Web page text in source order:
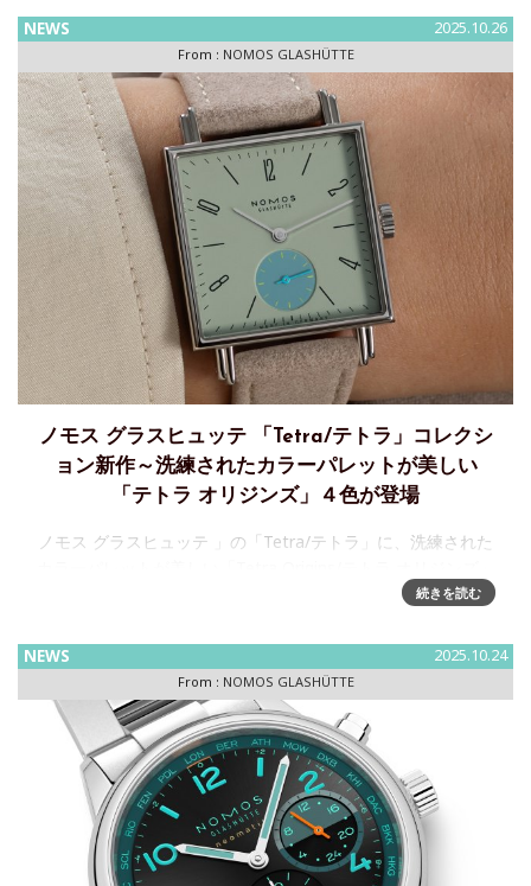
き式時
NEWS 2025.10.26
From : NOMOS GLASHÜTTE
ノモス グラスヒュッテ 「Tetra/テトラ」コレクシ
ョン新作～洗練されたカラーパレットが美しい
「テトラ オリジンズ」４色が登場
ノモス グラスヒュッテ 」の「Tetra/テトラ」に、洗練された
４色が登場ドイツ時計ブランド「NOMOS GLASHÜTTE /ノモ
続きを読む
NEWS 2025.10.24
From : NOMOS GLASHÜTTE